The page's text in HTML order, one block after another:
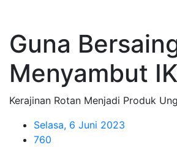
Guna
Menyambut
Kerajinan Rotan Menjadi Produk
Selasa, 6 Juni 2023
760